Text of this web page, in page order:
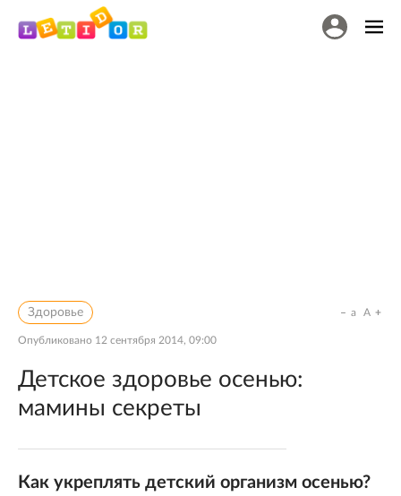
Здоровье
Опубликовано 12 сентября 2014, 09:00
a A
Детское здоровье осенью:
мамины секреты
Как укреплять детский организм осенью?